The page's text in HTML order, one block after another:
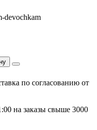
devochkam
по согласованию от
на заказы свыше 3000